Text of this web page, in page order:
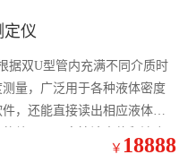
仪
据双U型管内充满不同介质时
量，广泛用于各种液体密度
，还能直接读出相应液体的
处理，可直接读出体积浓度
,洗净液,润滑液,化工液体,助焊
￥ 18888